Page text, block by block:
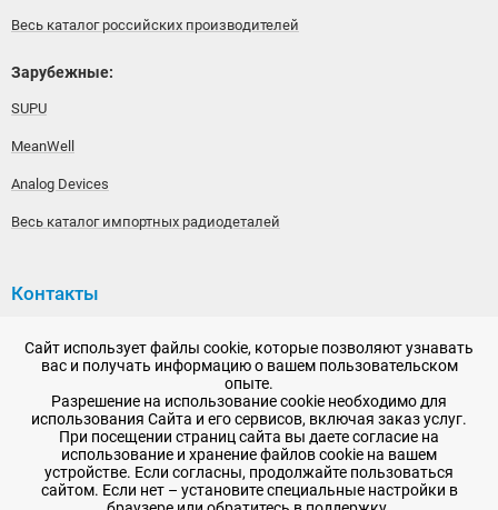
Весь каталог российских производителей
Зарубежные:
SUPU
MeanWell
Analog Devices
Весь каталог импортных радиодеталей
Контакты
192148, г. Санкт-Петербург, Железнодорожный проспект,
дом 36
+7 (812) 565-06-52
Время работы: пн-пт, 10:00 - 18:00
E-mail:sale@radioelementy.ru
Сайт использует файлы cookie, которые позволяют узнавать
вас и получать информацию о вашем пользовательском
опыте.
Разрешение на использование cookie необходимо для
использования Сайта и его сервисов, включая заказ услуг.
При посещении страниц сайта вы даете согласие на
использование и хранение файлов cookie на вашем
устройстве. Если согласны, продолжайте пользоваться
сайтом. Если нет – установите специальные настройки в